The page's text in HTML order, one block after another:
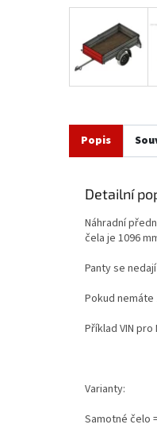
Popis
Detailní
Náhradní
čela je 1096
Panty se
Pokud
Příklad VIN pro
Varianty:
Samotné čelo